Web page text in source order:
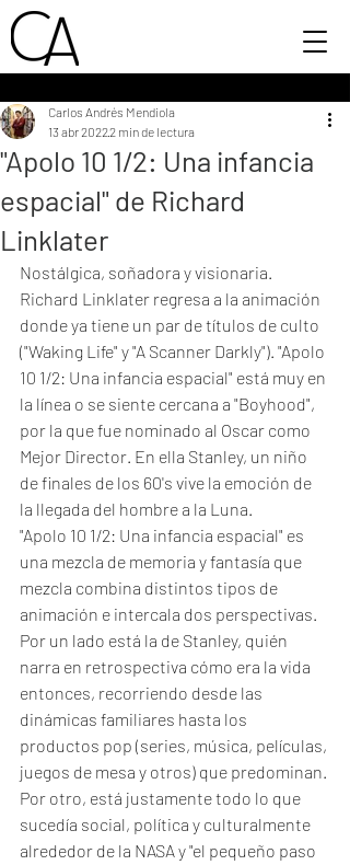
"Apolo 10 1/2: Una infancia
espacial" de Richard
Linklater
Carlos Andrés Mendiola
13 abr 20222 min de lectura
Nostálgica, soñadora y visionaria.
Richard Linklater regresa a la animación
donde ya tiene un par de títulos de culto
("Waking Life" y "A Scanner Darkly"). "Apolo
10 1/2: Una infancia espacial" está muy en
la línea o se siente cercana a "Boyhood",
por la que fue nominado al Oscar como
Mejor Director. En ella Stanley, un niño
de finales de los 60's vive la emoción de
la llegada del hombre a la Luna.
"Apolo 10 1/2: Una infancia espacial" es
una mezcla de memoria y fantasía que
mezcla combina distintos tipos de
animación e intercala dos perspectivas.
Por un lado está la de Stanley, quién
narra en retrospectiva cómo era la vida
entonces, recorriendo desde las
dinámicas familiares hasta los
productos pop (series, música, películas,
juegos de mesa y otros) que predominan.
Por otro, está justamente todo lo que
sucedía social, política y culturalmente
alrededor de la NASA y "el pequeño paso